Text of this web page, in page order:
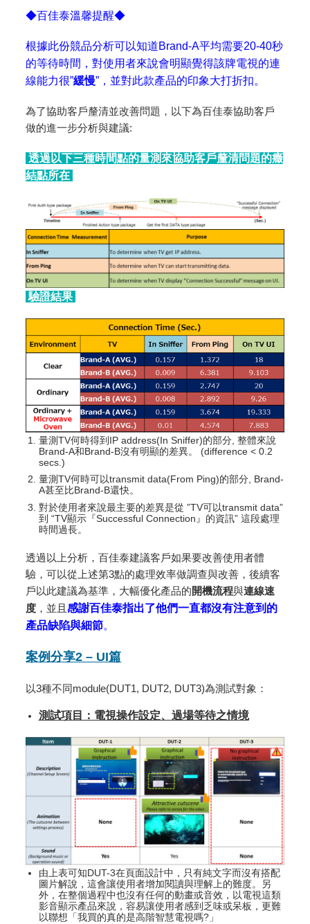
◆百佳泰溫馨提醒◆
根據此份競品分析可以知道Brand-A平均需要20-40秒
的等待時間，對使用者來說會明顯覺得該牌電視的連
線能力很”緩慢”，並對此款產品的印象大打折扣。
為了協助客戶釐清並改善問題，以下為百佳泰協助客戶
做的進一步分析與建議:
透過以下三種時間點的量測來協助客戶釐清問題的癥
結點所在
驗證結果
量測TV何時得到IP address(In Sniffer)的部分, 整體來說
Brand-A和Brand-B沒有明顯的差異。 (difference < 0.2
secs.)
量測TV何時可以transmit data(From Ping)的部分, Brand-
A甚至比Brand-B還快。
對於使用者來說最主要的差異是從 ”TV可以transmit data”
到 “TV顯示『Successful Connection』的資訊” 這段處理
時間過長。
透過以上分析，百佳泰建議客戶如果要改善使用者體
驗，可以從上述第3點的處理效率做調查與改善，後續客
戶以此建議為基準，大幅優化產品的開機流程與連線速
度 ，並且感謝百佳泰指出了他們一直都沒有注意到的
產品缺陷與細節。
案例分享2 – UI篇
以3種不同module(DUT1, DUT2, DUT3)為測試對象：
測試項目：電視操作設定、過場等待之情境
由上表可知DUT-3在頁面設計中，只有純文字而沒有搭配
圖片解說，這會讓使用者增加閱讀與理解上的難度。另
外，在整個過程中也沒有任何的動畫或音效，以電視這類
影音顯示產品來說，容易讓使用者感到乏味或呆板，更難
以聯想「我買的真的是高階智慧電視嗎?」